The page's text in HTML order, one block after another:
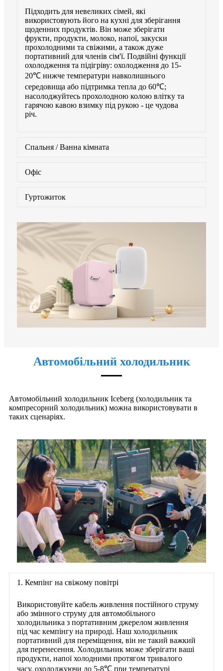
Підходить для невеликих сімей, які
використовують його на кухні для зберігання
щоденних продуктів. Він може зберігати
фрукти, продукти, молоко, напої, закуски
прохолодними та свіжими, а також дуже
портативний для членів сім'ї. Подвійні функції
охолодження та підігріву: охолодження до 15-
20℃ нижче температури навколишнього
середовища або підтримка тепла до 60℃;
насолоджуйтесь прохолодною колою влітку та
гарячою кавою взимку під рукою - це чудова
річ.
Спальня / Ванна кімната
Офіс
Гуртожиток
Автомобільний холодильник
Автомобільний холодильник Iceberg (холодильник та
компресорний холодильник) можна використовувати в
таких сценаріях.
1. Кемпінг на свіжому повітрі
Використовуйте кабель живлення постійного струму
або змінного струму для автомобільного
холодильника з портативним джерелом живлення
під час кемпінгу на природі. Наш холодильник
портативний для переміщення, він не такий важкий
для перенесення. Холодильник може зберігати ваші
продукти, напої холодними протягом тривалого
часу, охолоджуючи до 5-8℃ при температурі